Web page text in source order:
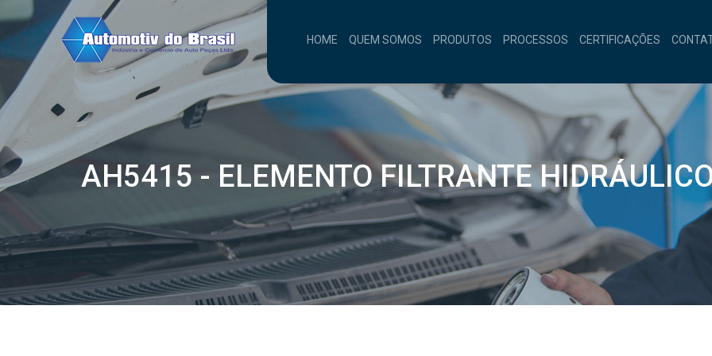
HOME QUEM SOMOS PRODUTOS PROCESSOS CERTIFICAÇÕES
AH5415 - ELEMENTO FILTRANTE